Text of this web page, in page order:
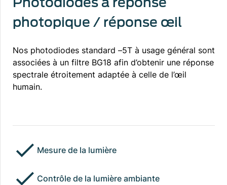
photopique / réponse œil
Nos photodiodes standard –5T à usage général sont
associées à un filtre BG18 afin d’obtenir une réponse
spectrale étroitement adaptée à celle de l’œil
humain.
Mesure de la lumière
Contrôle de la lumière ambiante